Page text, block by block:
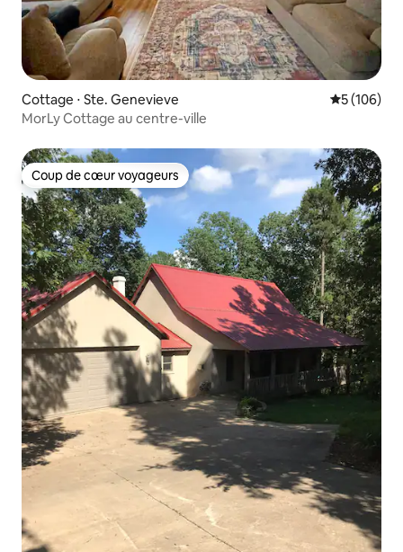
Cottage ⋅ Ste. Genevieve Évaluation
5 (106)
MorLy Cottage au centre-ville
Coup de cœur voyageurs
Coup de cœur voyageurs